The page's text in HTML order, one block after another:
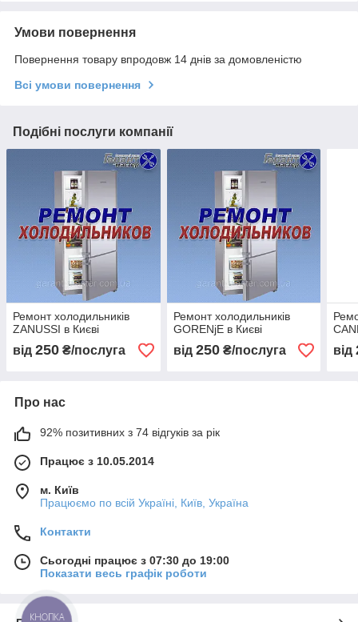
Умови повернення
Повернення товару впродовж 14 днів за домовленістю
Всі умови повернення
Подібні послуги компанії
Ремонт холодильників
ZANUSSI в Києві
від 250 ₴/послуга
Ремонт холодильників
GORENjE в Києві
від 250₴/послуга від
Про нас
92% позитивних з 74 відгуків за рік
Працює з 10.05.2014
м. Київ
Працюємо по всій Україні, Київ, Україна
Контакти
Сьогодні працює з 07:30 до 19:00
Показати весь графік роботи
КНОПКА